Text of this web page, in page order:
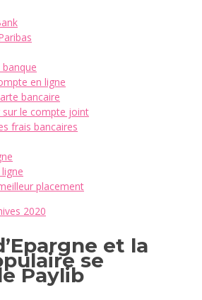
banque
en ligne
bancaire
sur le compte joint
frais bancaires
placement
2020
et la
se
Paylib